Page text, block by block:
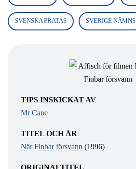
SVENSKA PRATAS SVERIGE NÄMNS
TIPS INSKICKAT AV
Mr Cane
TITEL OCH ÅR
När Finbar försvann (1996)